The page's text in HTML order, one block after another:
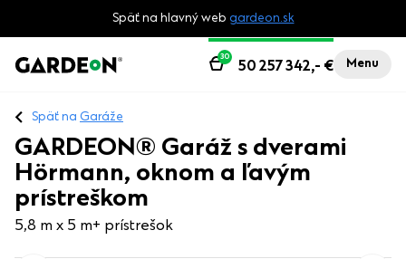
Späť na hlavný web gardeon.sk
Menu
50 257 342,- €
30
Späť na Garáže
GARDEON® Garáž s dverami
Hörmann, oknom a ľavým
prístreškom
5,8 m x 5 m+ prístrešok